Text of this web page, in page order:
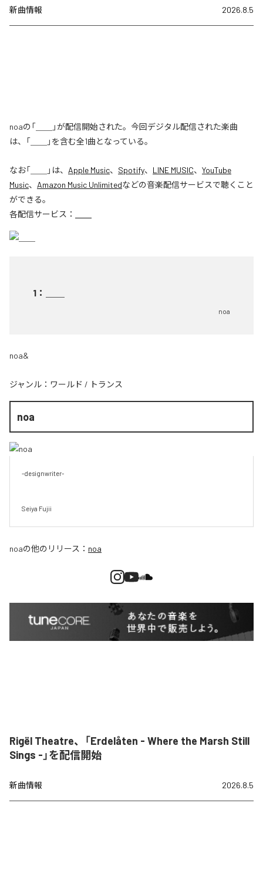
新曲情報 2026.8.5
noaの「＿＿」が配信開始された。今回デジタル配信された楽曲
は、「＿＿」を含む全1曲となっている。
なお「 」は、 Apple Music、 Spotify、 LINE MUSIC、 YouTube
Music、 Amazon Music Unlimitedなどの音楽配信サービスで聴くこと
ができる。
各配信サービス：
1 ：
noa
noa&
ジャンル： ワールド / トランス
noa
-designwriter-
Seiya Fujii
noaの他のリリース： noa
Rigël Theatre、「Erdelåten - Where the Marsh Still
Sings -」を配信開始
新曲情報 2026.8.5